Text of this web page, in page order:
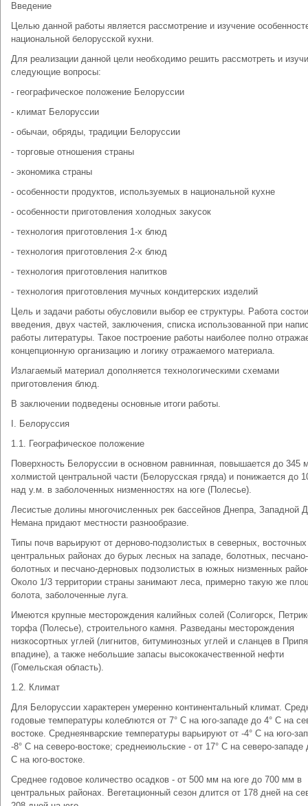
Введение
Целью данной работы является рассмотрение и изучение
национальной белорусской кухни.
Для реализации данной цели необходимо решить рассмотреть и
следующие вопросы:
- географическое положение Белоруссии
- климат Белоруссии
- обычаи, обряды, традиции Белоруссии
- торговые отношения страны
- экономика страны
- особенности продуктов, используемых в национальной кухне
- особенности приготовления холодных закусок
- технология приготовления 1-х блюд
- технология приготовления 2-х блюд
- технология приготовления напитков
- технология приготовления мучных кондитерских изделий
Цель и задачи работы обусловили выбор ее структуры. Работа
введения, двух частей, заключения, списка использованной при
работы литературы. Такое построение работы наиболее полно
концепционную организацию и логику отражаемого материала.
Излагаемый материал дополняется технологическими схемами
приготовления блюд.
В заключении подведены основные итоги работы.
I. Белоруссия
1.1. Географическое положение
Поверхность Белоруссии в основном равнинная, повышается до 345
холмистой центральной части (Белорусская гряда) и понижается до
над у.м. в заболоченных низменностях на юге (Полесье).
Лесистые долины многочисленных рек бассейнов Днепра, Западной
Немана придают местности разнообразие.
Типы почв варьируют от дерново-подзолистых в северных,
центральных районах до бурых лесных на западе, болотных, песчано-
болотных и песчано-дерновых подзолистых в южных низменных
Около 1/3 территории страны занимают леса, примерно такую же
болота, заболоченные луга.
Имеются крупные месторождения калийных солей (Солигорск,
торфа (Полесье), строительного камня. Разведаны месторождения
низкосортных углей (лигнитов, битуминозных углей и сланцев в
впадине), а также небольшие запасы высококачественной нефти
(Гомельская область).
1.2. Климат
Для Белоруссии характерен умеренно континентальный климат.
годовые температуры колеблются от 7° C на юго-западе до 4° C на
востоке. Среднеянварские температуры варьируют от -4° C на юго-
-8° C на северо-востоке; среднеиюльские - от 17° C на северо-западе
C на юго-востоке.
Среднее годовое количество осадков - от 500 мм на юге до 700 мм в
центральных районах. Вегетационный сезон длится от 178 дней на